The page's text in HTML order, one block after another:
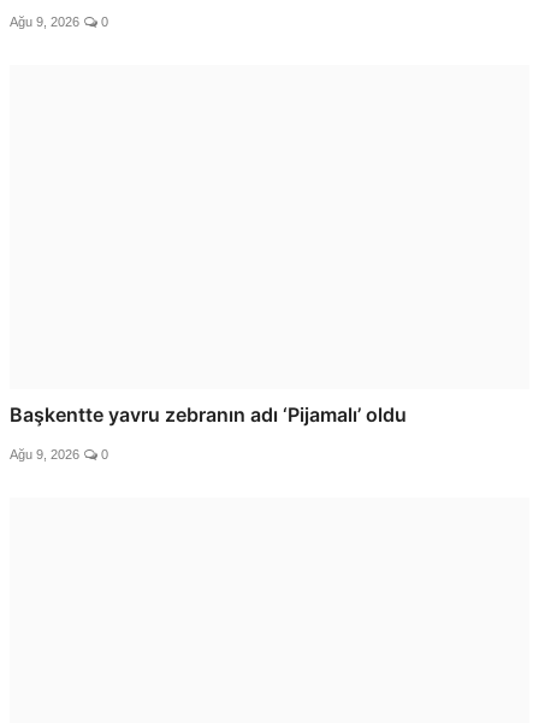
Ağu 9, 2026 0
Başkentte yavru zebranın adı ‘Pijamalı’ oldu
Ağu 9, 2026 0